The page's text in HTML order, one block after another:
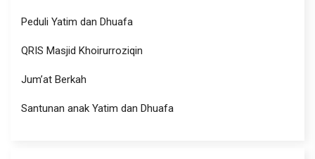
Peduli Yatim dan Dhuafa
QRIS Masjid Khoirurroziqin
Jum’at Berkah
Santunan anak Yatim dan Dhuafa